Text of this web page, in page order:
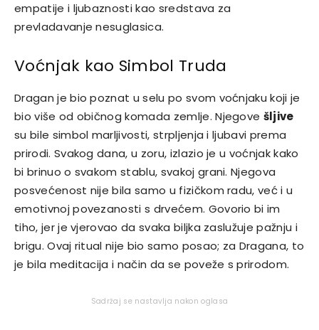
empatije i ljubaznosti kao sredstava za
prevladavanje nesuglasica.
Voćnjak kao Simbol Truda
Dragan je bio poznat u selu po svom voćnjaku koji je
bio više od običnog komada zemlje. Njegove šljive
su bile simbol marljivosti, strpljenja i ljubavi prema
prirodi. Svakog dana, u zoru, izlazio je u voćnjak kako
bi brinuo o svakom stablu, svakoj grani. Njegova
posvećenost nije bila samo u fizičkom radu, već i u
emotivnoj povezanosti s drvećem. Govorio bi im
tiho, jer je vjerovao da svaka biljka zaslužuje pažnju i
brigu. Ovaj ritual nije bio samo posao; za Dragana, to
je bila meditacija i način da se poveže s prirodom.
Sadržaj se nastavlja nakon oglasa